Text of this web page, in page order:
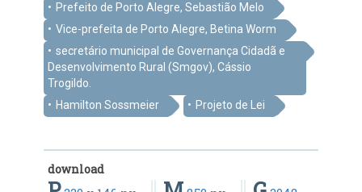
Prefeito de Porto Alegre, Sebastião Melo
Vice-prefeita de Porto Alegre, Betina Worm
secretário municipal de Governança Cidadã e
Desenvolvimento Rural (Smgov), Cássio
Trogildo.
Hamilton Sossmeier
Projeto de Lei
download